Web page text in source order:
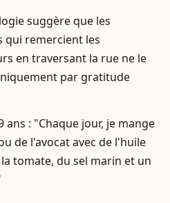
suggère que les
qui remercient les
en traversant la rue ne le
par gratitude
ans : "Chaque jour, je mange
de l'avocat avec de l'huile
tomate, du sel marin et un